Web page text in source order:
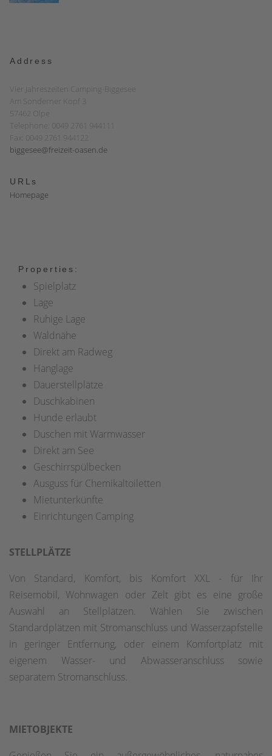
Address
Vier Jahreszeiten Camping-Biggesee
Am Sonderner Kopf 3
57462 Olpe
Telephone: 0049 2761 944111
Fax: 0049 2761 944122
biggesee@freizeit-oasen.de
URLs
Homepage
Properties:
Spielplatz
Lage
Ruhige Lage
Waldnähe
Direkt am Radweg
Hanglage
Dauerstellplätze
Duschkabinen
Hunde erlaubt
Duschen mit Warmwasser
Direkt am See
Geschirrspülbecken
Ausguss für Chemikaltoiletten
Mietunterkünfte
Einrichtungen Camping
STELLPLÄTZE
Von Standard, Komfort, bis Komfort XXL - für Ihr
Reisemobil, Wohnwagen oder Zelt gibt es eine große
Auswahl an Stellplätzen. Wählen Sie zwischen
Standardplätzen mit Stromanschluss und Wasserzapfstelle
in geringer Entfernung, oder einem Komfortplatz mit
eigenem Wasser- und Abwasseranschluss sowie
separatem Stromanschluss.
MIETOBJEKTE